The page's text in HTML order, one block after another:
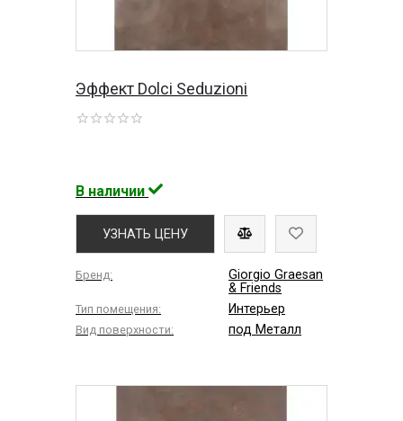
Эффект Dolci Seduzioni
В наличии
УЗНАТЬ ЦЕНУ
Бренд:
Giorgio Graesan
& Friends
Тип помещения: Интерьер
Вид поверхности: под Металл